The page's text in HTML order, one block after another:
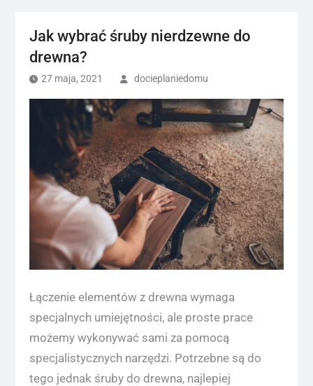
Jak wybrać śruby nierdzewne do
drewna?
27 maja, 2021 docieplaniedomu
Łączenie elementów z drewna wymaga
specjalnych umiejętności, ale proste prace
możemy wykonywać sami za pomocą
specjalistycznych narzędzi. Potrzebne są do
tego jednak śruby do drewna, najlepiej